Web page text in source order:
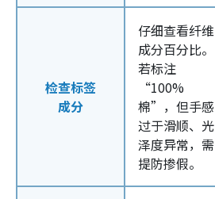
检查标签
成分
仔细查看纤维
成分百分比。
若标注
“100%
棉”，但手感
过于滑顺、光
泽度异常，需
提防掺假。